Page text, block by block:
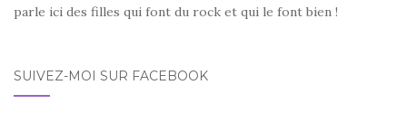
parle ici des filles qui font du rock et qui le font bien !
SUIVEZ-MOI SUR FACEBOOK